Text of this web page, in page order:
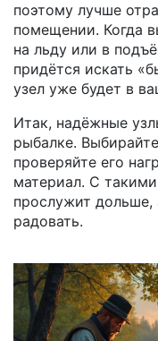
поэтому лучше
помещении. Когда
на льду или в
придётся искать
узел уже будет в
Итак, надёжные
рыбалке.
проверяйте его
материал. С
прослужит дольше,
радовать.